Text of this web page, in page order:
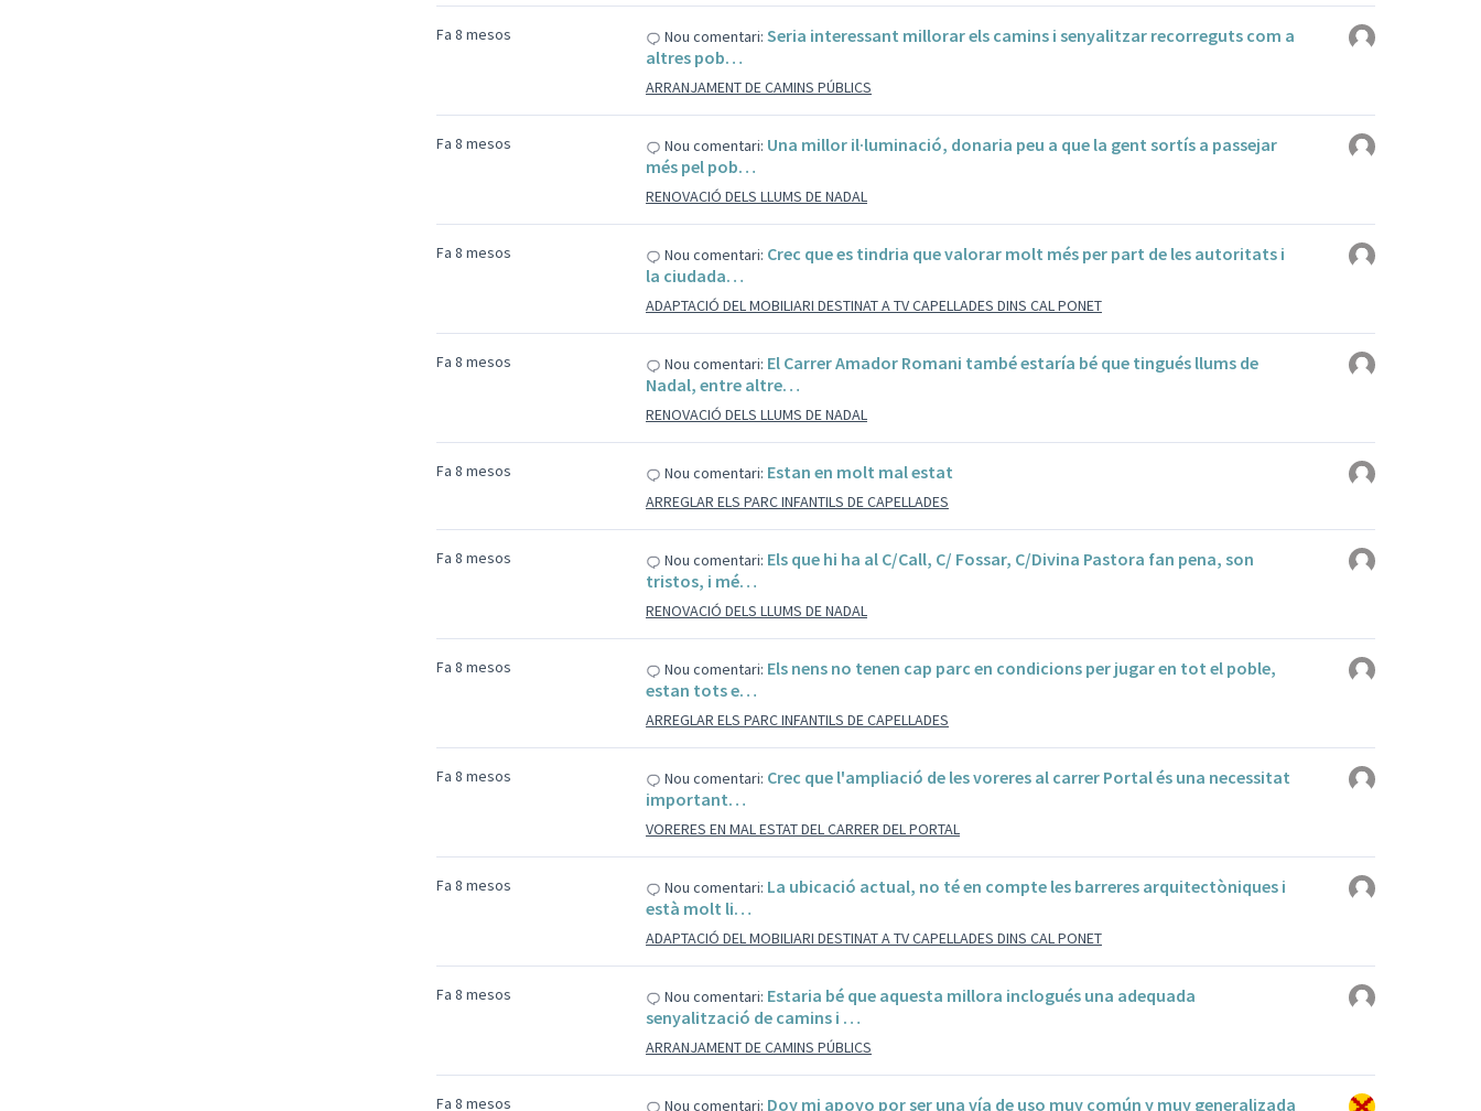
Fa 8 mesos Nou comentari: Seria interessant millorar els camins i senyalitzar recorreguts com a
altres pob…
ARRANJAMENT DE CAMINS PÚBLICS
Fa 8 mesos Nou comentari: Una millor il·luminació, donaria peu a que la gent sortís a passejar
més pel pob…
RENOVACIÓ DELS LLUMS DE NADAL
Fa 8 mesos Nou comentari: Crec que es tindria que valorar molt més per part de les autoritats i
la ciudada…
ADAPTACIÓ DEL MOBILIARI DESTINAT A TV CAPELLADES DINS CAL PONET
Fa 8 mesos Nou comentari: El Carrer Amador Romani també estaría bé que tingués llums de
Nadal, entre altre…
RENOVACIÓ DELS LLUMS DE NADAL
Fa 8 mesos Nou comentari: Estan en molt mal estat
ARREGLAR ELS PARC INFANTILS DE CAPELLADES
Fa 8 mesos Nou comentari: Els que hi ha al C/Call, C/ Fossar, C/Divina Pastora fan pena, son
tristos, i mé…
RENOVACIÓ DELS LLUMS DE NADAL
Fa 8 mesos Nou comentari: Els nens no tenen cap parc en condicions per jugar en tot el poble,
estan tots e…
ARREGLAR ELS PARC INFANTILS DE CAPELLADES
Fa 8 mesos Nou comentari: Crec que l'ampliació de les voreres al carrer Portal és una necessitat
important…
VORERES EN MAL ESTAT DEL CARRER DEL PORTAL
Fa 8 mesos Nou comentari: La ubicació actual, no té en compte les barreres arquitectòniques i
està molt li…
ADAPTACIÓ DEL MOBILIARI DESTINAT A TV CAPELLADES DINS CAL PONET
Fa 8 mesos Nou comentari: Estaria bé que aquesta millora inclogués una adequada
senyalització de camins i …
ARRANJAMENT DE CAMINS PÚBLICS
Fa 8 mesos Nou comentari: Doy mi apoyo por ser una vía de uso muy común y muy generalizada